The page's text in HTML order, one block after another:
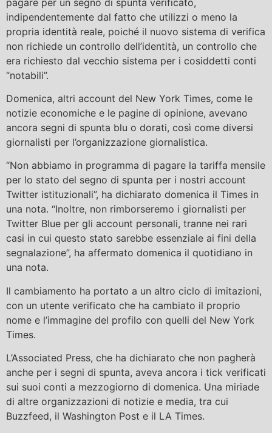
indipendentemente dal fatto che utilizzi o meno la
propria identità reale, poiché il nuovo sistema di verifica
non richiede un controllo dell’identità, un controllo che
era richiesto dal vecchio sistema per i cosiddetti conti
“notabili”.
Domenica, altri account del New York Times, come le
notizie economiche e le pagine di opinione, avevano
ancora segni di spunta blu o dorati, così come diversi
giornalisti per l’organizzazione giornalistica.
“Non abbiamo in programma di pagare la tariffa mensile
per lo stato del segno di spunta per i nostri account
Twitter istituzionali”, ha dichiarato domenica il Times in
una nota. “Inoltre, non rimborseremo i giornalisti per
Twitter Blue per gli account personali, tranne nei rari
casi in cui questo stato sarebbe essenziale ai fini della
segnalazione”, ha affermato domenica il quotidiano in
una nota.
Il cambiamento ha portato a un altro ciclo di imitazioni,
con un utente verificato che ha cambiato il proprio
nome e l’immagine del profilo con quelli del New York
Times.
L’Associated Press, che ha dichiarato che non pagherà
anche per i segni di spunta, aveva ancora i tick verificati
sui suoi conti a mezzogiorno di domenica. Una miriade
di altre organizzazioni di notizie e media, tra cui
Buzzfeed, il Washington Post e il LA Times.